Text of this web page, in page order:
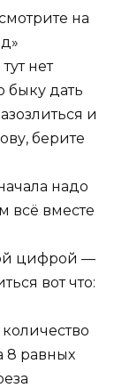
на
нет
быку дать
и
берите
надо
всё вместе
цифрой —
вот что:
8 равных